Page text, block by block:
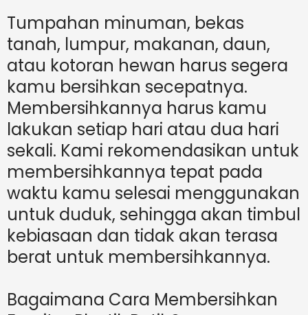
Tumpahan minuman, bekas
tanah, lumpur, makanan, daun,
atau kotoran hewan harus segera
kamu bersihkan secepatnya.
Membersihkannya harus kamu
lakukan setiap hari atau dua hari
sekali. Kami rekomendasikan untuk
membersihkannya tepat pada
waktu kamu selesai menggunakan
untuk duduk, sehingga akan timbul
kebiasaan dan tidak akan terasa
berat untuk membersihkannya.
Bagaimana Cara Membersihkan